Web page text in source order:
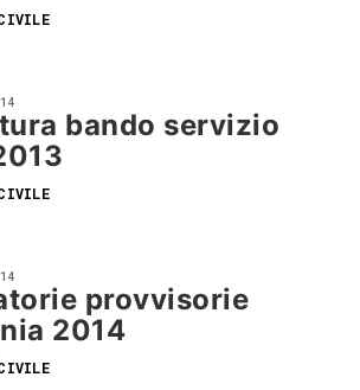
bando servizio
provvisorie
2014